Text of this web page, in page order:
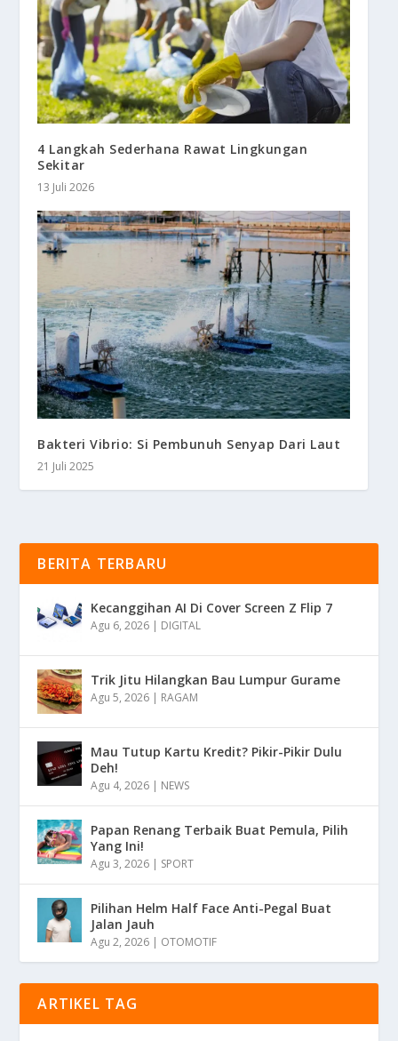
4 Langkah Sederhana Rawat Lingkungan
Sekitar
13 Juli 2026
Bakteri Vibrio: Si Pembunuh Senyap Dari Laut
21 Juli 2025
BERITA TERBARU
Kecanggihan AI Di Cover Screen Z Flip 7
Agu 6, 2026 | DIGITAL
Trik Jitu Hilangkan Bau Lumpur Gurame
Agu 5, 2026 | RAGAM
Mau Tutup Kartu Kredit? Pikir-Pikir Dulu
Deh!
Agu 4, 2026 | NEWS
Papan Renang Terbaik Buat Pemula, Pilih
Yang Ini!
Agu 3, 2026 | SPORT
Pilihan Helm Half Face Anti-Pegal Buat
Jalan Jauh
Agu 2, 2026 | OTOMOTIF
ARTIKEL TAG